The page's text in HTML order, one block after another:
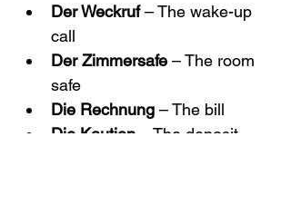
Der Weckruf – The wake-up
call
Der Zimmersafe – The room
safe
Die Rechnung – The bill
Die Kaution – The deposit